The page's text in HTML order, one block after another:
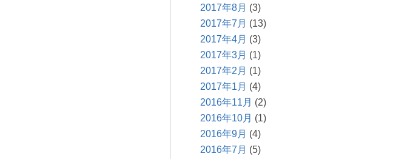
2017年8月 (3)
2017年7月 (13)
2017年4月 (3)
2017年3月 (1)
2017年2月 (1)
2017年1月 (4)
2016年11月 (2)
2016年10月 (1)
2016年9月 (4)
2016年7月 (5)